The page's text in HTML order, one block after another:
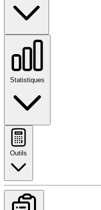
Statistiques
Outils